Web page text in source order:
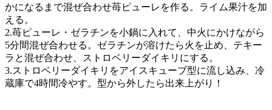
かになるまで混ぜ合わせ苺ピューレを作る。ライム果汁を加
える。
2.苺ピューレ・ゼラチンを小鍋に入れて、中火にかけながら
5分間混ぜ合わせる。ゼラチンが溶けたら火を止め、テキー
ラと混ぜ合わせ、ストロベリーダイキリにする。
3.ストロベリーダイキリをアイスキューブ型に流し込み、冷
蔵庫で4時間冷やす。型から外したら出来上がり！